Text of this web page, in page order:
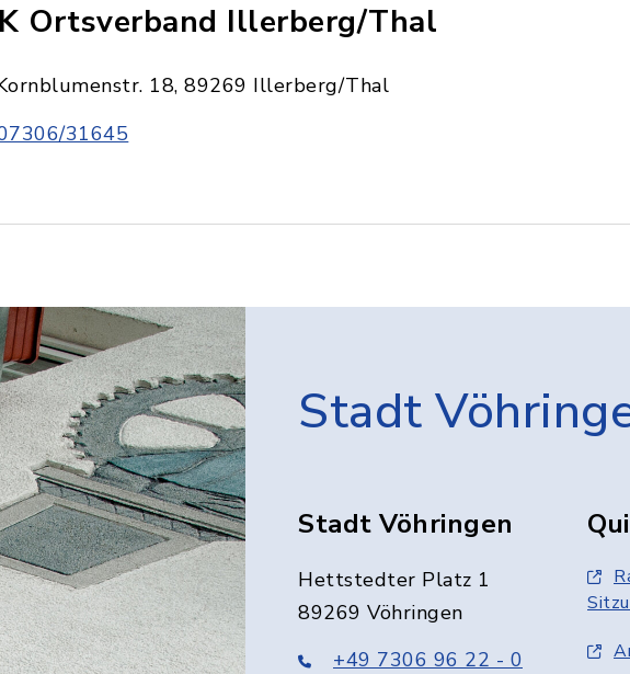
Ortsverband Illerberg/Thal
18, 89269 Illerberg/Thal
31645
Stadt
Stadt Vöhringen
Hettstedter Platz 1
89269 Vöhringen
+49 7306 96 22 - 0